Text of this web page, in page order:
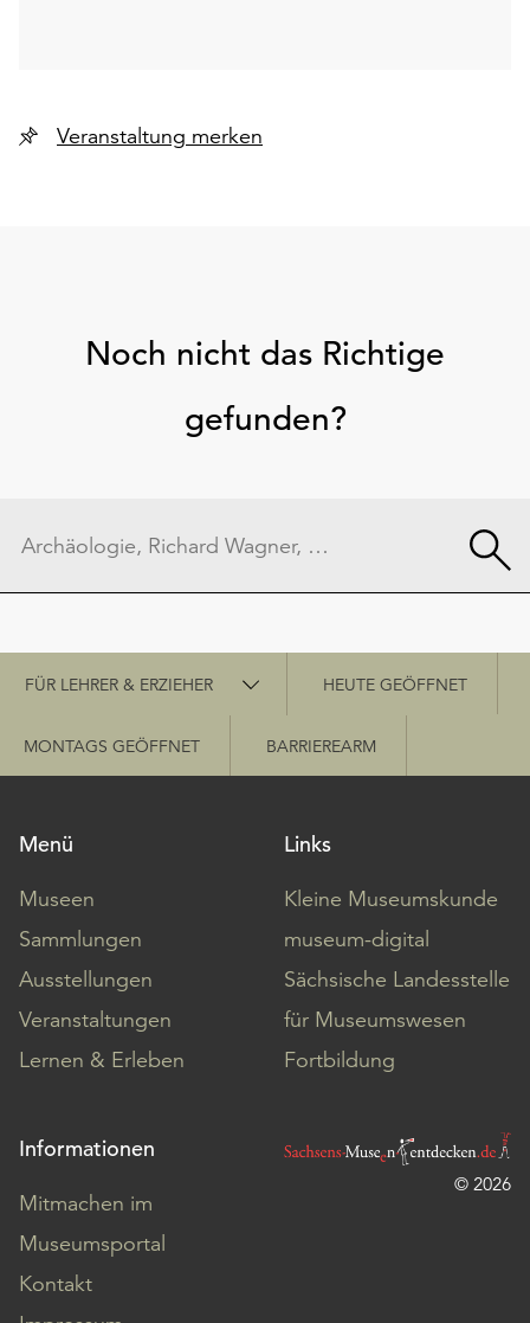
Veranstaltung merken
Noch nicht das Richtige
gefunden?
Schnellzugriff
FÜR LEHRER & ERZIEHER HEUTE GEÖFFNET
MONTAGS GEÖFFNET BARRIEREARM
Menü
Museen
Sammlungen
Ausstellungen
Veranstaltungen
Lernen & Erleben
Links
Kleine Museumskunde
museum-digital
Sächsische Landesstelle
für Museumswesen
Fortbildung
Informationen
Mitmachen im
Museumsportal
Kontakt
© 2026